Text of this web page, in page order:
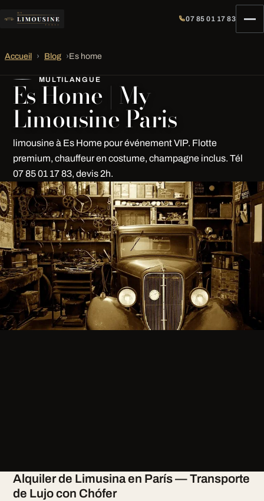
07 85 01 17 83
Accueil › Blog ›Es home
MULTILANGUE
Es Home | My
Limousine Paris
limousine à Es Home pour événement VIP. Flotte
premium, chauffeur en costume, champagne inclus. Tél
07 85 01 17 83, devis 2h.
Alquiler de Limusina en París — Transporte
de Lujo con Chófer